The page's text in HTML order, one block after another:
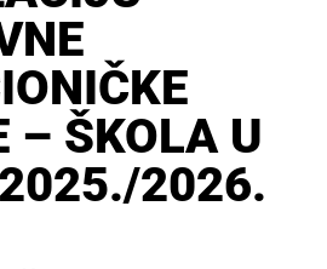
– ŠKOLA U
2026.